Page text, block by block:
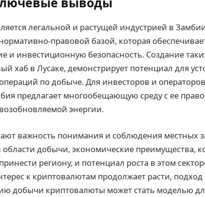
легальной и растущей индустрией в
правовой базой, которая
и инвестиционную безопасность. Создание
хаб в Лусаке, демонстрирует потенциал для
по добыче. Для инвесторов и
предлагает многообещающую среду с ее
энергии.
важность понимания и соблюдения местных
добычи, экономические преимущества,
региону, и потенциал роста в этом
к криптовалютам продолжает расти,
добычи криптовалюты может стать моделью